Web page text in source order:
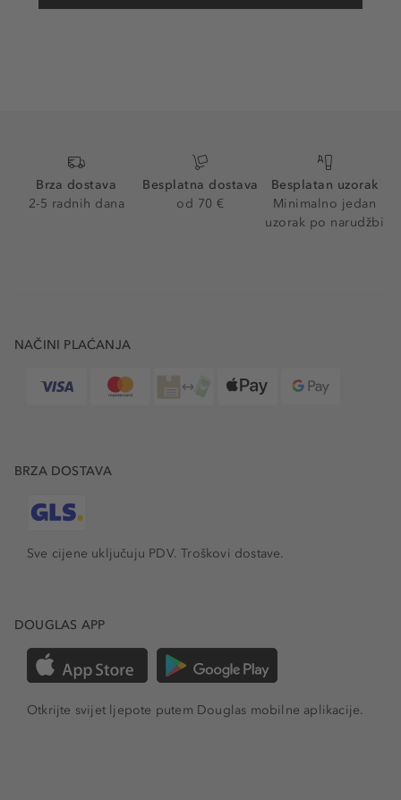
Brza dostava
2-5 radnih dana
Besplatna dostava
od 70 €
Besplatan uzorak
Minimalno jedan
uzorak po narudžbi
NAČINI PLAĆANJA
BRZA DOSTAVA
Sve cijene uključuju PDV.Troškovi dostave.
DOUGLAS APP
Otkrijte svijet ljepote putem Douglas mobilne aplikacije.